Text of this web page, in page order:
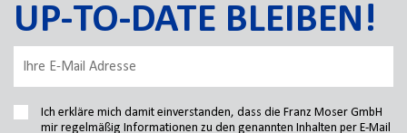
UP-TO-DATE BLEIBEN!
Ich erkläre mich damit einverstanden, dass die Franz Moser GmbH
mir regelmäßig Informationen zu den genannten Inhalten per E-Mail